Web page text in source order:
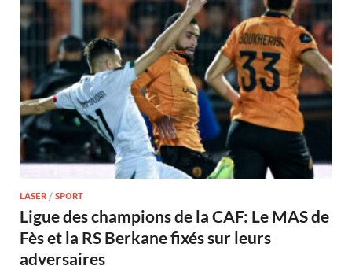
LASER / SPORT
Ligue des champions de la CAF: Le MAS de
Fès et la RS Berkane fixés sur leurs
adversaires